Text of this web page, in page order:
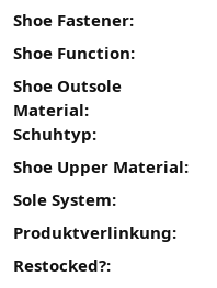
Shoe Fastener:
Shoe Function:
Shoe Outsole
Material:
Schuhtyp:
Shoe Upper Material:
Sole System:
Produktverlinkung:
Restocked?: